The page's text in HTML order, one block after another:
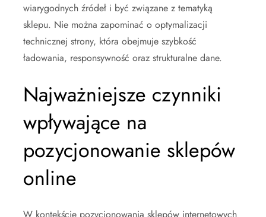
wiarygodnych źródeł i być związane z tematyką
sklepu. Nie można zapominać o optymalizacji
technicznej strony, która obejmuje szybkość
ładowania, responsywność oraz strukturalne dane.
Najważniejsze czynniki
wpływające na
pozycjonowanie sklepów
online